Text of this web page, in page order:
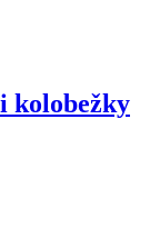
kolobežky